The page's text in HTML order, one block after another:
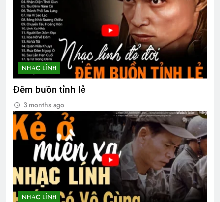
NƠI TÂM TRÍ KHÔNG CÓ NỖI SỢ
(Rabindranath Tagore)
Video ĐHĐKVBTC 2024
2 Years Ago
NHẠC LÍNH
Đêm buồn tỉnh lẻ
3 months ago
NHẠC LÍNH